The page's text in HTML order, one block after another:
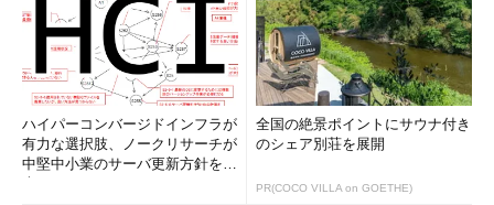
ハイパーコンバージドインフラが
有力な選択肢、ノークリサーチが
中堅中小業のサーバ更新方針を調
全国の絶景ポイントにサウナ付き
のシェア別荘を展開
PR(COCO VILLA on GOETHE)